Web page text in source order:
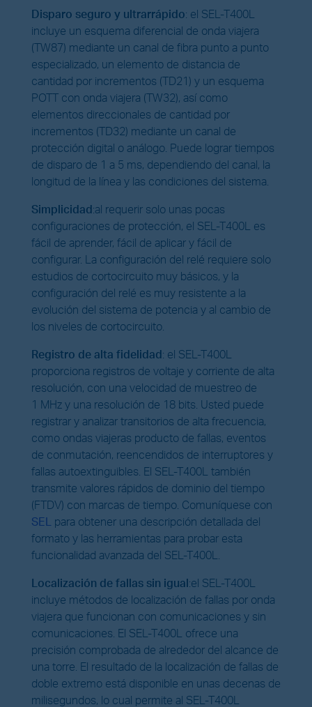
Disparo seguro y ultrarrápido: el SEL-T400L
incluye un esquema diferencial de onda viajera
(TW87) mediante un canal de fibra punto a punto
especializado, un elemento de distancia de
cantidad por incrementos (TD21) y un esquema
POTT con onda viajera (TW32), así como
elementos direccionales de cantidad por
incrementos (TD32) mediante un canal de
protección digital o análogo. Puede lograr tiempos
de disparo de 1 a 5 ms, dependiendo del canal, la
longitud de la línea y las condiciones del sistema.
Simplicidad :al requerir solo unas pocas
configuraciones de protección, el SEL-T400L es
fácil de aprender, fácil de aplicar y fácil de
configurar. La configuración del relé requiere solo
estudios de cortocircuito muy básicos, y la
configuración del relé es muy resistente a la
evolución del sistema de potencia y al cambio de
los niveles de cortocircuito.
Registro de alta fidelidad : el SEL-T400L
proporciona registros de voltaje y corriente de alta
resolución, con una velocidad de muestreo de
1 MHz y una resolución de 18 bits. Usted puede
registrar y analizar transitorios de alta frecuencia,
como ondas viajeras producto de fallas, eventos
de conmutación, reencendidos de interruptores y
fallas autoextinguibles. El SEL-T400L también
transmite valores rápidos de dominio del tiempo
(FTDV) con marcas de tiempo. Comuníquese con
SEL
para obtener una descripción detallada del
formato y las herramientas para probar esta
funcionalidad avanzada del SEL-T400L.
Localización de fallas sin igual :el SEL-T400L
incluye métodos de localización de fallas por onda
viajera que funcionan con comunicaciones y sin
comunicaciones. El SEL-T400L ofrece una
precisión comprobada de alrededor del alcance de
una torre. El resultado de la localización de fallas de
doble extremo está disponible en unas decenas de
milisegundos, lo cual permite al SEL-T400L